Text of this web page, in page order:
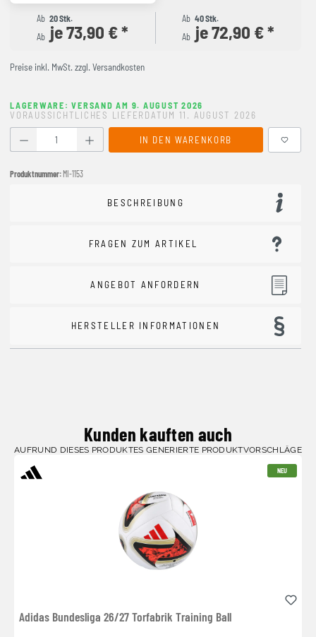
Ab 20 Stk.
Ab je 73,90 € *
Ab 40 Stk.
Ab je 72,90 € *
Preise inkl. MwSt. zzgl. Versandkosten
LAGERWARE: VERSAND AM 9. AUGUST 2026
VORAUSSICHTLICHES LIEFERDATUM 11. AUGUST 2026
Produkt Anzahl: Gib den gewünschten Wert ein oder
IN DEN WARENKORB
Produktnummer: MI-1153
BESCHREIBUNG
FRAGEN ZUM ARTIKEL
ANGEBOT ANFORDERN
HERSTELLER INFORMATIONEN
Kunden kauften auch
AUFRUND DIESES PRODUKTES GENERIERTE PRODUKTVORSCHLÄGE
NEU
Adidas Bundesliga 26/27 Torfabrik Training Ball